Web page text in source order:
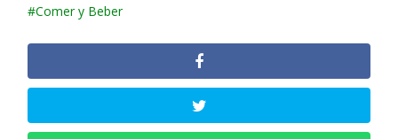
Comer y Beber